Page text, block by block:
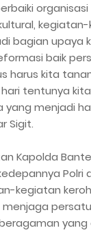
bagian upaya
baik
harus kita
tentunya
yang menjadi
Sigit.
Kapolda
Polri
kegiatan
yang